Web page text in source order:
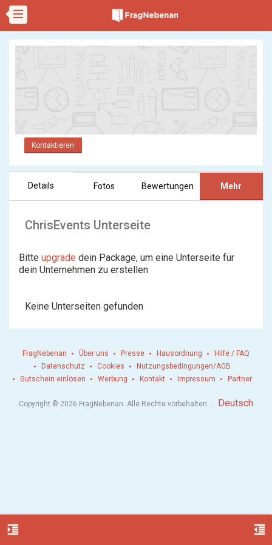
Kontaktieren
Details Fotos Bewertungen Mehr
ChrisEvents Unterseite
Bitte upgrade dein Package, um eine Unterseite für
dein Unternehmen zu erstellen
Keine Unterseiten gefunden
format_indent_increase format_indent_decrease
FragNebenan Über uns Presse Hausordnung
Hilfe / FAQ
Datenschutz
Cookies
Nutzungsbedingungen/AGB
Gutschein einlösen
Werbung Kontakt Impressum Partner
Copyright © 2026 FragNebenan. Alle Rechte vorbehalten . Deutsch